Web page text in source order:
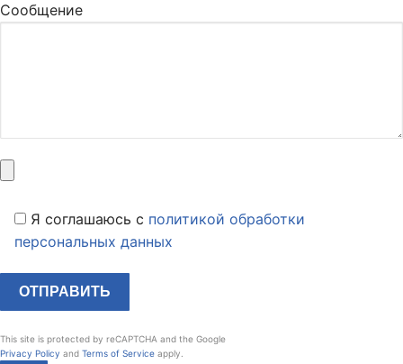
Сообщение
Я соглашаюсь c политикой обработки
персональных данных
This site is protected by reCAPTCHA and the Google
Privacy Policy and Terms of Service apply.